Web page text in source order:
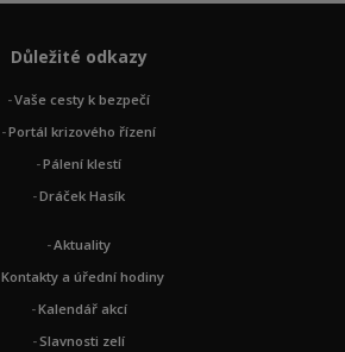
Důležité odkazy
Vaše cesty k bezpečí
Portál krizového řízení
Pálení klestí
Dráček Hasík
Aktuality
Kontakty a úřední hodiny
Kalendář akcí
Slavnosti zelí